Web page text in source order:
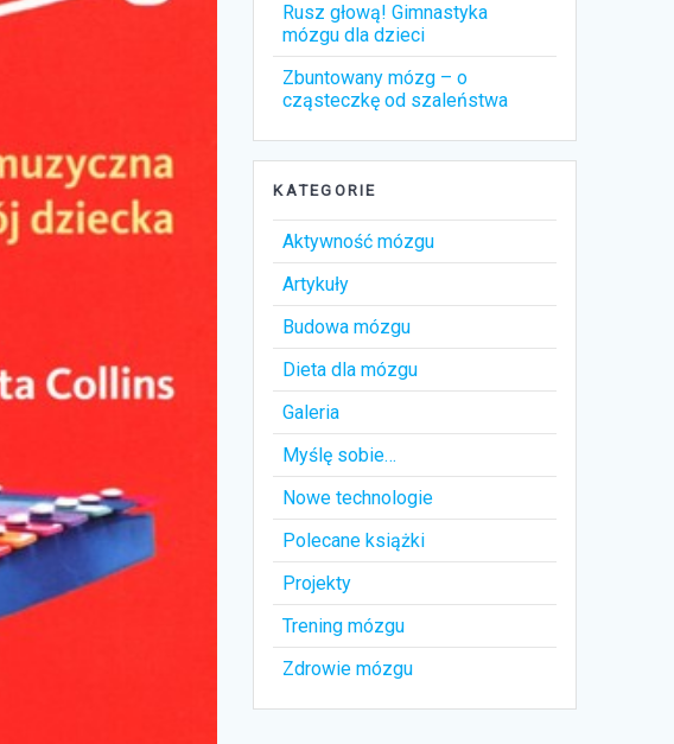
Rusz głową! Gimnastyka
mózgu dla dzieci
Zbuntowany mózg – o
cząsteczkę od szaleństwa
KATEGORIE
Aktywność mózgu
Artykuły
Budowa mózgu
Dieta dla mózgu
Galeria
Myślę sobie…
Nowe technologie
Polecane książki
Projekty
Trening mózgu
Zdrowie mózgu